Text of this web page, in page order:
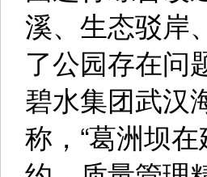
溪、生态驳岸
了公园存在问
碧水集团武汉
称，“葛洲坝